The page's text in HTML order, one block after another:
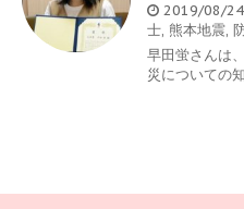
2019/08/24
士, 熊本地震,
早田蛍さんは
災についての